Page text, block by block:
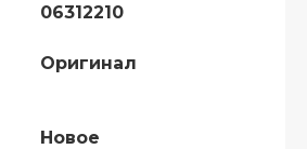
06312210
Оригинал
Новое